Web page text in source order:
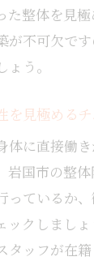
た整体を見
が不可欠で
う。
を見極める
体に直接働
岩国市の整
っているか
ックしまし
タッフが在